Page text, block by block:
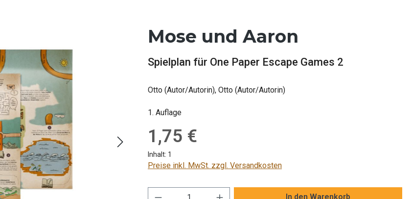
Mose und Aaron
Spielplan für One Paper Escape Games 2
Otto (Autor/Autorin), Otto (Autor/Autorin)
1. Auflage
Regulärer Preis:
1,75 €
Inhalt: 1
Preise inkl. MwSt. zzgl. Versandkosten
Produkt Anzahl: Gib den gewünschten Wert ein
In den Warenkorb